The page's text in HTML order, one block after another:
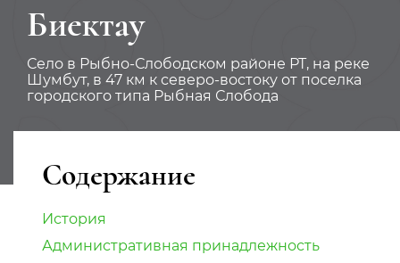
Биектау
Село в Рыбно-Слободском районе РТ, на реке
Шумбут, в 47 км к северо-востоку от поселка
городского типа Рыбная Слобода
Содержание
История
Административная принадлежность